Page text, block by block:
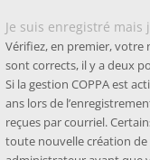
Je suis enregistré mais
Vérifiez, en premier, votre
sont corrects, il y a deux
Si la gestion COPPA est
ans lors de
reçues par courriel.
toute nouvelle création